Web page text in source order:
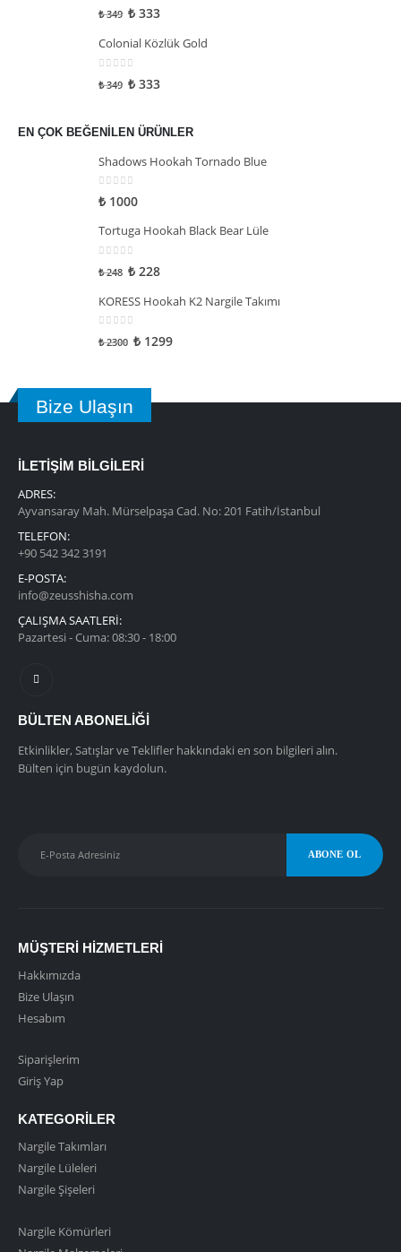
5 üzerinden
₺349 ₺ 333
Colonial Közlük Gold
5 üzerinden
₺349 ₺ 333
EN ÇOK BEĞENILEN ÜRÜNLER
Shadows Hookah Tornado Blue
0 5 üzerinden
₺ 1000
Tortuga Hookah Black Bear Lüle
5 üzerinden
₺248 ₺ 228
KORESS Hookah K2 Nargile Takımı
5 üzerinden
₺2300 ₺ 1299
Bize Ulaşın
İLETİŞİM BİLGİLERİ
ADRES:
Ayvansaray Mah. Mürselpaşa Cad. No: 201 Fatih/İstanbul
TELEFON:
+90 542 342 3191
E-POSTA:
info@zeusshisha.com
ÇALIŞMA SAATLERİ:
Pazartesi - Cuma: 08:30 - 18:00
BÜLTEN ABONELIĞI
Etkinlikler, Satışlar ve Teklifler hakkındaki en son bilgileri alın.
Bülten için bugün kaydolun.
MÜŞTERI HIZMETLERI
Hakkımızda
Bize Ulaşın
Hesabım
Siparişlerim
Giriş Yap
KATEGORILER
Nargile Takımları
Nargile Lüleleri
Nargile Şişeleri
Nargile Kömürleri